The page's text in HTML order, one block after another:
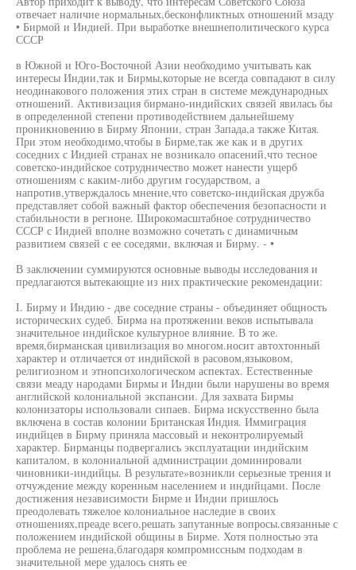
отвечает наличие нормальных,бесконфликтных отношений мзаду
• Бирмой и Индией. При выработке внешнеполитического курса
СССР
в Южной и Юго-Восточной Азии необходимо учитывать как
интересы Индии,так и Бирмы,которые не всегда совпадают в силу
неодинакового положения этих стран в системе международных
отношений. Активизация бирмано-индийских связей явилась бы
в определенной степени противодействием дальнейшему
проникновению в Бирму Японии, стран Запада,а также Китая.
При этом необходимо,чтобы в Бирме,так же как и в других
соседних с Индией странах не возникало опасений,что тесное
советско-индийское сотрудничество может нанести ущерб
отношениям с каким-либо другим государством, а
напротив,утверждалось мнение,что советско-индийская дружба
представляет собой важный фактор обеспечения безопасности и
стабильности в регионе. Широкомасштабное сотрудничество
СССР с Индией вполне возможно сочетать с динамичным
развитием связей с ее соседями, включая и Бирму. - •
В заключении суммируются основные выводы исследования и
предлагаются вытекающие из них практические рекомендации:
I. Бирму и Индию - две соседние страны - объединяет общность
исторических судеб. Бирма на протяжении веков испытывала
значительное индийское культурное влияние. В то же.
время,бирманская цивилизация во многом.носит автохтонный
характер и отличается от индийской в расовом,языковом,
религиозном и этнопсихологическом аспектах. Естественные
связи меаду народами Бирмы и Индии были нарушены во время
английской колониальной экспансии. Для захвата Бирмы
колонизаторы использовали сипаев. Бирма искусственно была
включена в состав колонии Британская Индия. Иммиграция
индийцев в Бирму приняла массовый и неконтролируемый
характер. Бирманцы подвергались эксплуатации индийским
капиталом, в колониальной администрации доминировали
чиновники-индийцы. В результате»возникли серьезные трения и
отчуждение между коренным населением и индийцами. После
достижения независимости Бирме и Индии пришлось
преодолевать тяжелое колониальное наследие в своих
отношениях,преаде всего,решать запутанные вопросы.связанные с
положением индийской общины в Бирме. Хотя полностью эта
проблема не решена,благодаря компромиссным подходам в
значительной мере удалось снять ее